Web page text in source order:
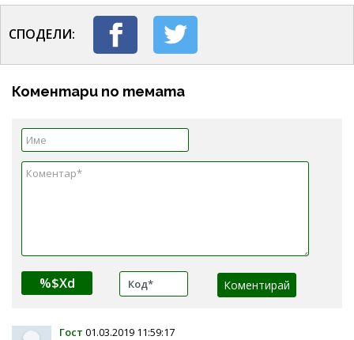
СПОДЕЛИ:
Коментари по темата
%$Xd
Гост 01.03.2019 11:59:17